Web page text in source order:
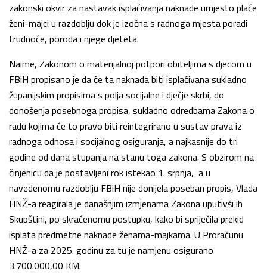
zakonski okvir za nastavak isplaćivanja naknade umjesto plaće
ženi-majci u razdoblju dok je izočna s radnoga mjesta poradi
trudnoće, poroda i njege djeteta.
Naime, Zakonom o materijalnoj potpori obiteljima s djecom u
FBiH propisano je da će ta naknada biti isplaćivana sukladno
županijskim propisima s polja socijalne i dječje skrbi, do
donošenja posebnoga propisa, sukladno odredbama Zakona o
radu kojima će to pravo biti reintegrirano u sustav prava iz
radnoga odnosa i socijalnog osiguranja, a najkasnije do tri
godine od dana stupanja na stanu toga zakona. S obzirom na
činjenicu da je postavljeni rok istekao 1. srpnja, a u
navedenomu razdoblju FBiH nije donijela poseban propis, Vlada
HNŽ-a reagirala je današnjim izmjenama Zakona uputivši ih
Skupštini, po skraćenomu postupku, kako bi spriječila prekid
isplata predmetne naknade ženama-majkama. U Proračunu
HNŽ-a za 2025. godinu za tu je namjenu osigurano
3.700.000,00 KM.